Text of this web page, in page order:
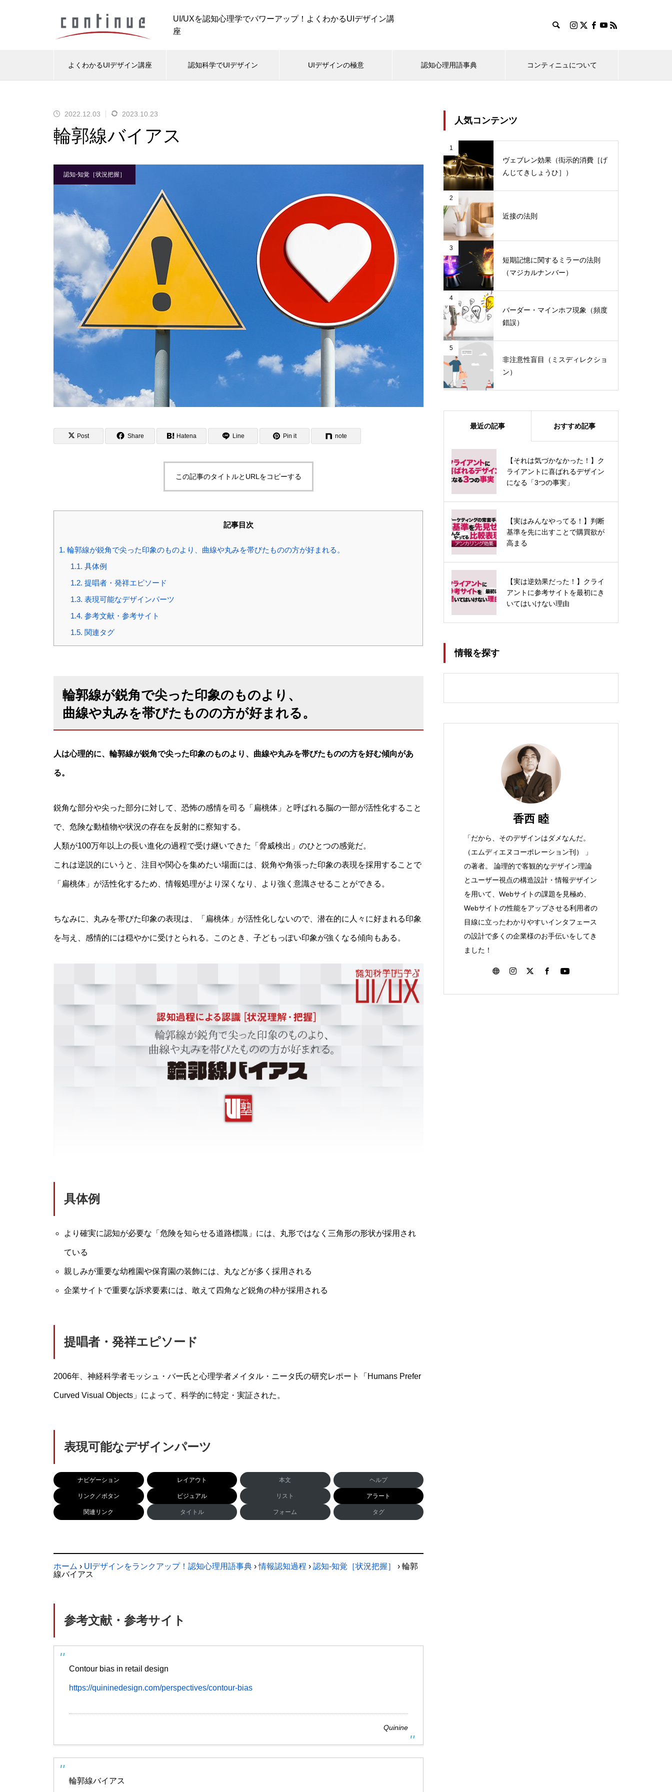
UI/UXを認知心理学でパワーアップ！よくわかるUIデザイン講
座
よくわかるUIデザイン講座 認知科学でUIデザイン UIデザインの極意 認知心理用語事典 コンティニュについて
認知科学で考える「グローバル
現
認知科学で考える「リンク／ボ
タン表示」のデザイン表現
認知科学で考える「メニューリ
ンクボタン」のデザイン表現
認知科学で考える「ローカルナ
ビゲーション」のデザイン表現
UIデザインはデザインではなく統
UIデザインの基礎知識
マイナス要素を無くすことが、ユ
おすすめページ
UIデザインはデザインではなく統
計だ！
あらゆる人に直感的でなければい
けないエラー表示とヘルプ機能
カッコいいだけなのはデザインと
は言わない。
ユーザーの「知りたい度」によっ
て変わる、「読み方」と「読む範
囲」
人を基準にするのがユーザビリテ
ィ
マイナス要素を無くすことが、ユ
ーザビリティの要
わざわざ入力を面倒くさくしてい
るドロップダウンリスト
2022.12.03 2023.10.23
輪郭線バイアス
認知-知覚［状況把握］
Post Share Hatena Line Pin it note
この記事のタイトルとURLをコピーする
記事目次
1. 輪郭線が鋭角で尖った印象のものより、曲線や丸みを帯びたものの方が好まれる。
1.1. 具体例
1.2. 提唱者・発祥エピソード
1.3. 表現可能なデザインパーツ
1.4. 参考文献・参考サイト
1.5. 関連タグ
輪郭線が鋭角で尖った印象のものより、
曲線や丸みを帯びたものの方が好まれる。
人は心理的に、輪郭線が鋭角で尖った印象のものより、曲線や丸みを帯びたものの方を好む傾向があ
る。
鋭角な部分や尖った部分に対して、恐怖の感情を司る「扁桃体」と呼ばれる脳の一部が活性化すること
で、危険な動植物や状況の存在を反射的に察知する。
人類が100万年以上の長い進化の過程で受け継いできた「脅威検出」のひとつの感覚だ。
これは逆説的にいうと、注目や関心を集めたい場面には、鋭角や角張った印象の表現を採用することで
「扁桃体」が活性化するため、情報処理がより深くなり、より強く意識させることができる。
ちなみに、丸みを帯びた印象の表現は、「扁桃体」が活性化しないので、潜在的に人々に好まれる印象
を与え、感情的には穏やかに受けとられる。このとき、子どもっぽい印象が強くなる傾向もある。
具体例
より確実に認知が必要な「危険を知らせる道路標識」には、丸形ではなく三角形の形状が採用され
ている
親しみが重要な幼稚園や保育園の装飾には、丸などが多く採用される
企業サイトで重要な訴求要素には、敢えて四角など鋭角の枠が採用される
提唱者・発祥エピソード
2006年、神経科学者モッシュ・バー氏と心理学者メイタル・ニータ氏の研究レポート「Humans Prefer
Curved Visual Objects」によって、科学的に特定・実証された。
表現可能なデザインパーツ
ナビゲーション レイアウト 本文 ヘルプ
リンク／ボタン ビジュアル リスト アラート
関連リンク タイトル フォーム タグ
ホーム › UIデザインをランクアップ！認知心理用語事典 › 情報認知過程 › 認知-知覚［状況把握］ › 輪郭
線バイアス
参考文献・参考サイト
Contour bias in retail design
https://quininedesign.com/perspectives/contour-bias
Quinine
輪郭線バイアス
人気コンテンツ
1
ヴェブレン効果（衒示的消費［げ
んじてきしょうひ］）
2
近接の法則
3
短期記憶に関するミラーの法則
（マジカルナンバー）
4
バーダー・マインホフ現象（頻度
錯誤）
5
非注意性盲目（ミスディレクショ
ン）
最近の記事 おすすめ記事
【それは気づかなかった！】ク
ライアントに喜ばれるデザイン
になる「3つの事実」
【実はみんなやってる！】判断
基準を先に出すことで購買欲が
高まる
【実は逆効果だった！】クライ
アントに参考サイトを最初にき
いてはいけない理由
近接の法則
類同の法則（類似性の法則）
シグニファイア（知覚されたアフ
ォーダンス）
情報を探す
香西 睦
「だから、そのデザインはダメなんだ。
（エムディエヌコーポレーション刊） 」
の著者。 論理的で客観的なデザイン理論
とユーザー視点の構造設計・情報デザイン
を用いて、Webサイトの課題を見極め、
Webサイトの性能をアップさせる利用者の
目線に立ったわかりやすいインタフェース
の設計で多くの企業様のお手伝いをしてき
ました！